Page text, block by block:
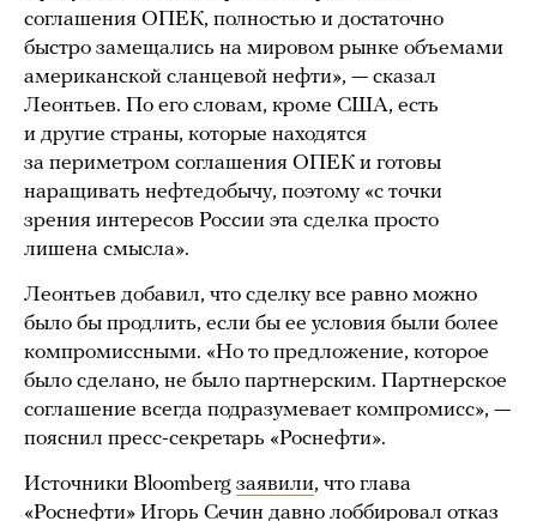
соглашения ОПЕК, полностью и достаточно
быстро замещались на мировом рынке объемами
американской сланцевой нефти», — сказал
Леонтьев. По его словам, кроме США, есть
и другие страны, которые находятся
за периметром соглашения ОПЕК и готовы
наращивать нефтедобычу, поэтому «с точки
зрения интересов России эта сделка просто
лишена смысла».
Леонтьев добавил, что сделку все равно можно
было бы продлить, если бы ее условия были более
компромиссными. «Но то предложение, которое
было сделано, не было партнерским. Партнерское
соглашение всегда подразумевает компромисс», —
пояснил пресс-секретарь «Роснефти».
Источники Bloomberg заявили, что глава
«Роснефти» Игорь Сечин давно лоббировал отказ